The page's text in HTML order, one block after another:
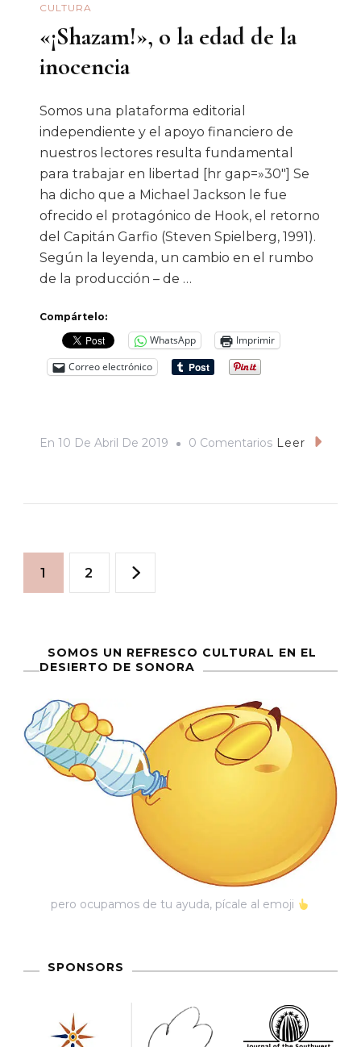
Reales)
CULTURA
«¡Shazam!», o la edad de la
inocencia
Somos una plataforma editorial
independiente y el apoyo financiero de
nuestros lectores resulta fundamental
para trabajar en libertad [hr gap=»30″] Se
ha dicho que a Michael Jackson le fue
ofrecido el protagónico de Hook, el retorno
del Capitán Garfio (Steven Spielberg, 1991).
Según la leyenda, un cambio en el rumbo
de la producción – de …
Compártelo:
WhatsApp
Imprimir
Correo electrónico
En 10 De Abril De 2019 0 ComentariosEnLeer
Paginación
entradas
Página
1 Página
2
SOMOS UN REFRESCO CULTURAL EN EL
DESIERTO DE SONORA
pero ocupamos de tu ayuda, pícale al emoji
SPONSORS